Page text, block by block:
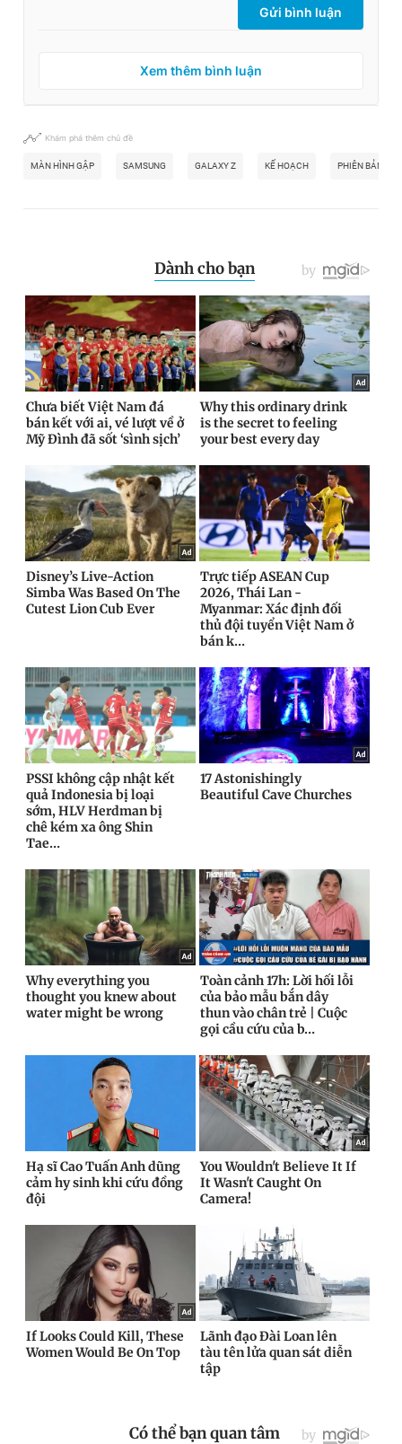
Gửi bình luận
Xem thêm bình luận
Khám phá thêm chủ đề
MÀN HÌNH GẬP SAMSUNG GALAXY Z KẾ HOẠCH PHIÊN BẢN